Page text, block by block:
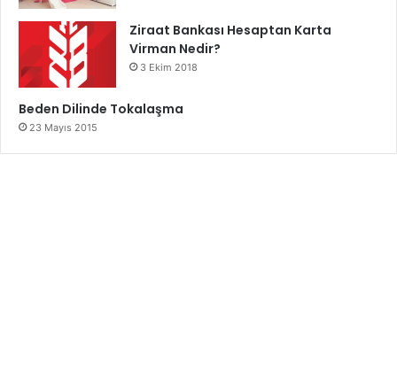
Ziraat Bankası Hesaptan Karta
Virman Nedir?
3 Ekim 2018
Beden Dilinde Tokalaşma
23 Mayıs 2015